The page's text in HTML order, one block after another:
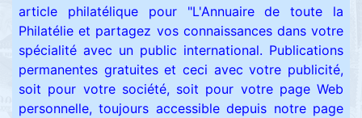
article philatélique pour "L'Annuaire de toute la
Philatélie et partagez vos connaissances dans votre
spécialité avec un public international. Publications
permanentes gratuites et ceci avec votre publicité,
soit pour votre société, soit pour votre page Web
personnelle, toujours accessible depuis notre page